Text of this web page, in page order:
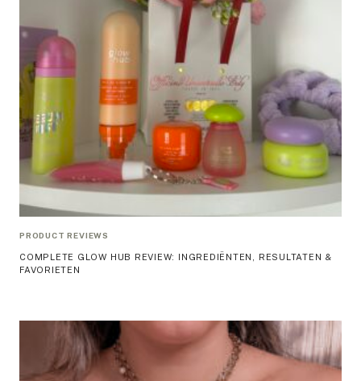
PRODUCT REVIEWS
COMPLETE GLOW HUB REVIEW: INGREDIËNTEN, RESULTATEN &
FAVORIETEN